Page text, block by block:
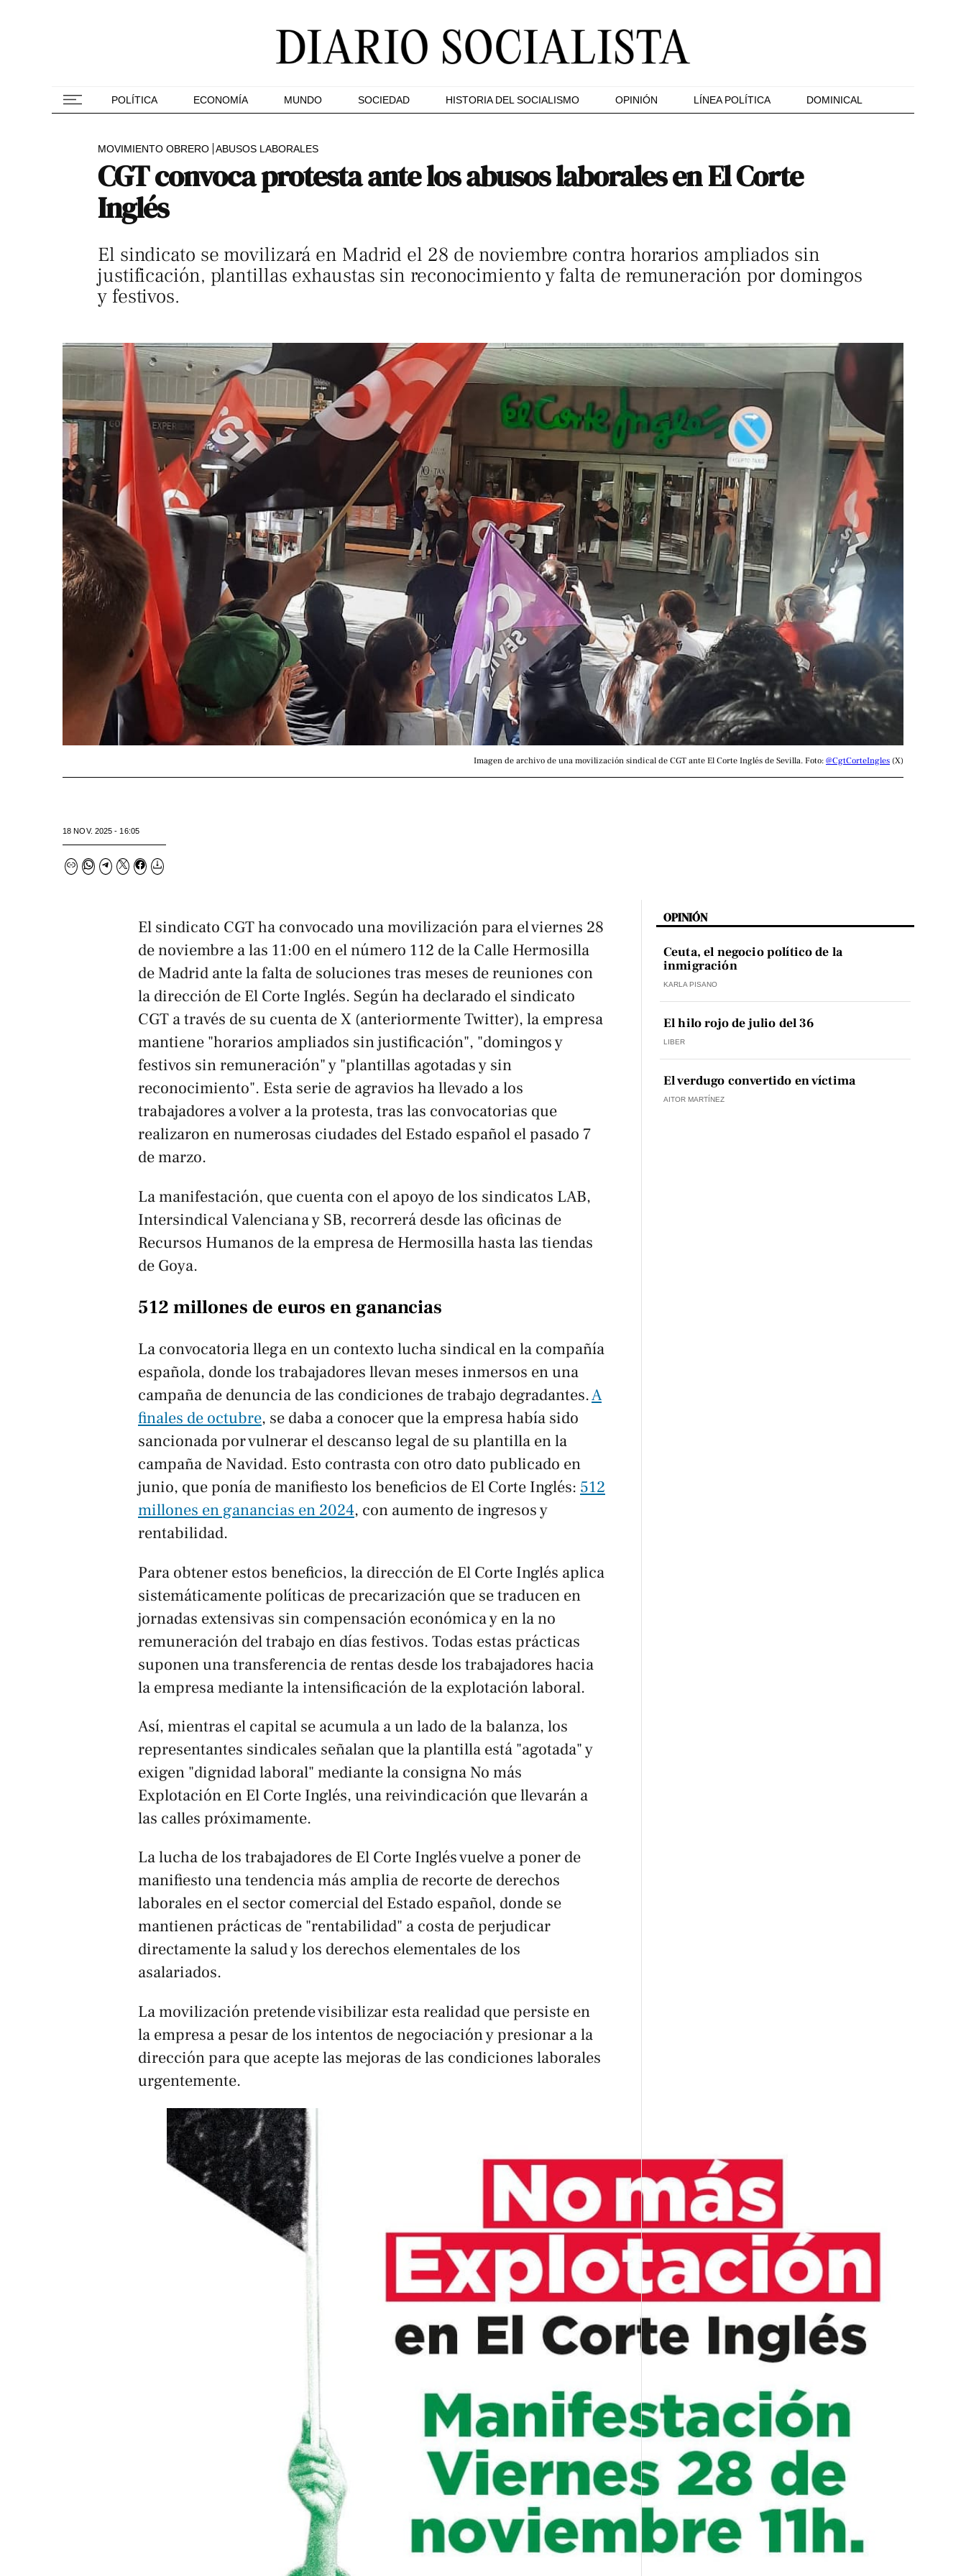
POLÍTICA ECONOMÍA MUNDO SOCIEDAD HISTORIA DEL SOCIALISMO OPINIÓN LÍNEA POLÍTICA DOMINICAL
MOVIMIENTO OBRERO ABUSOS LABORALES
CGT convoca protesta ante los abusos laborales en El Corte
Inglés
El sindicato se movilizará en Madrid el 28 de noviembre contra horarios ampliados sin
justificación, plantillas exhaustas sin reconocimiento y falta de remuneración por domingos
y festivos.
Imagen de archivo de una movilización sindical de CGT ante El Corte Inglés de Sevilla. Foto: @CgtCorteIngles (X)
18 NOV. 2025 - 16:05
El sindicato CGT ha convocado una movilización para el viernes 28
de noviembre a las 11:00 en el número 112 de la Calle Hermosilla
de Madrid ante la falta de soluciones tras meses de reuniones con
la dirección de El Corte Inglés. Según ha declarado el sindicato
CGT a través de su cuenta de X (anteriormente Twitter), la empresa
mantiene "horarios ampliados sin justificación", "domingos y
festivos sin remuneración" y "plantillas agotadas y sin
reconocimiento". Esta serie de agravios ha llevado a los
trabajadores a volver a la protesta, tras las convocatorias que
realizaron en numerosas ciudades del Estado español el pasado 7
de marzo.
La manifestación, que cuenta con el apoyo de los sindicatos LAB,
Intersindical Valenciana y SB, recorrerá desde las oficinas de
Recursos Humanos de la empresa de Hermosilla hasta las tiendas
de Goya.
512 millones de euros en ganancias
La convocatoria llega en un contexto lucha sindical en la compañía
española, donde los trabajadores llevan meses inmersos en una
campaña de denuncia de las condiciones de trabajo degradantes.A
finales de octubre, se daba a conocer que la empresa había sido
sancionada por vulnerar el descanso legal de su plantilla en la
campaña de Navidad. Esto contrasta con otro dato publicado en
junio, que ponía de manifiesto los beneficios de El Corte Inglés: 512
millones en ganancias en 2024, con aumento de ingresos y
rentabilidad.
Para obtener estos beneficios, la dirección de El Corte Inglés aplica
sistemáticamente políticas de precarización que se traducen en
jornadas extensivas sin compensación económica y en la no
remuneración del trabajo en días festivos. Todas estas prácticas
suponen una transferencia de rentas desde los trabajadores hacia
la empresa mediante la intensificación de la explotación laboral.
Así, mientras el capital se acumula a un lado de la balanza, los
representantes sindicales señalan que la plantilla está "agotada" y
exigen "dignidad laboral" mediante la consigna No más
Explotación en El Corte Inglés, unareivindicación que llevarán a
las calles próximamente.
La lucha de los trabajadores de El Corte Inglés vuelve a poner de
manifiesto una tendencia más amplia de recorte de derechos
laborales en el sector comercial del Estado español, donde se
mantienen prácticas de "rentabilidad" a costa de perjudicar
directamente la salud y los derechos elementales de los
asalariados.
La movilización pretende visibilizar esta realidad que persiste en
la empresa a pesar de los intentos de negociación y presionar a la
dirección para que acepte las mejoras de las condiciones laborales
urgentemente.
OPINIÓN
Ceuta, el negocio político de la
inmigración
KARLA PISANO
El hilo rojo de julio del 36
LIBER
El verdugo convertido en víctima
AITOR MARTÍNEZ